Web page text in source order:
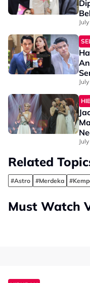
Related
#Astro #Merdeka
Must Watch